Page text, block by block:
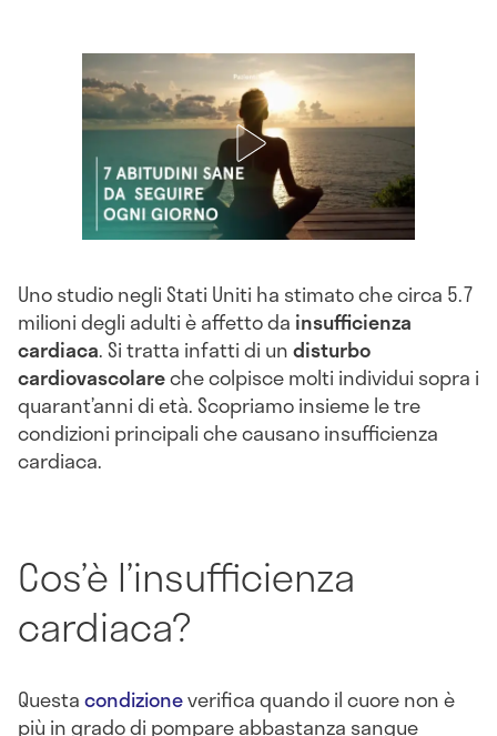
Uno studio negli Stati Uniti ha stimato che circa 5.7
milioni degli adulti è affetto da insufficienza
cardiaca. Si tratta infatti di undisturbo
cardiovascolareche colpisce molti individui sopra i
quarant’anni di età. Scopriamo insieme le tre
condizioni principali che causano insufficienza
cardiaca.
Cos’è l’insufficienza
cardiaca?
Questacondizioneverifica quando il cuore non è
più in grado di pompare abbastanza sangue